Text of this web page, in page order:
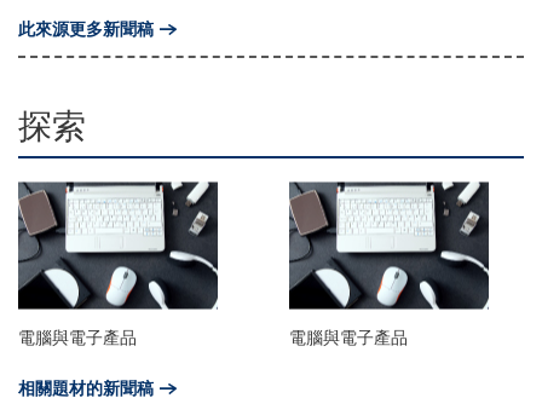
此來源更多新聞稿
探索
電腦與電子產品 電腦與電子產品
相關題材的新聞稿